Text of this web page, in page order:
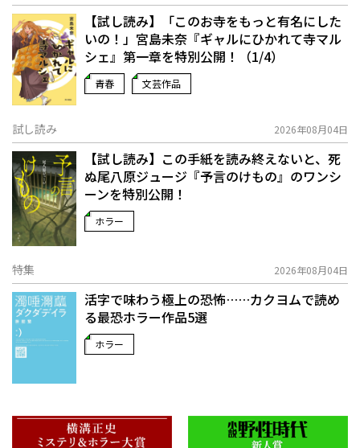
【試し読み】「このお寺をもっと有名にした
いの！」宮島未奈『ギャルにひかれて寺マル
シェ』第一章を特別公開！（1/4）
青春 文芸作品
試し読み 2026年08月04日
【試し読み】この手紙を読み終えないと、死
ぬ――尾八原ジュージ『予言のけもの』のワンシ
ーンを特別公開！
ホラー
特集 2026年08月04日
活字で味わう極上の恐怖……カクヨムで読め
る最恐ホラー作品5選
ホラー